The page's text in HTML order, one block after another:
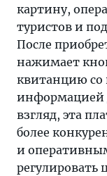
картину,
туристов и
После
нажимает
квитанцию со
информацией
взгляд, эта
более
и